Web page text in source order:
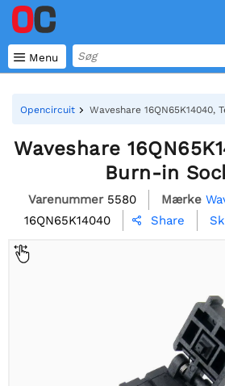
 Menu
Opencircuit Waveshare 16QN65K14040,
Waveshare
Burn-in
Varenummer 5580 Mærke
16QN65K14040
 Share